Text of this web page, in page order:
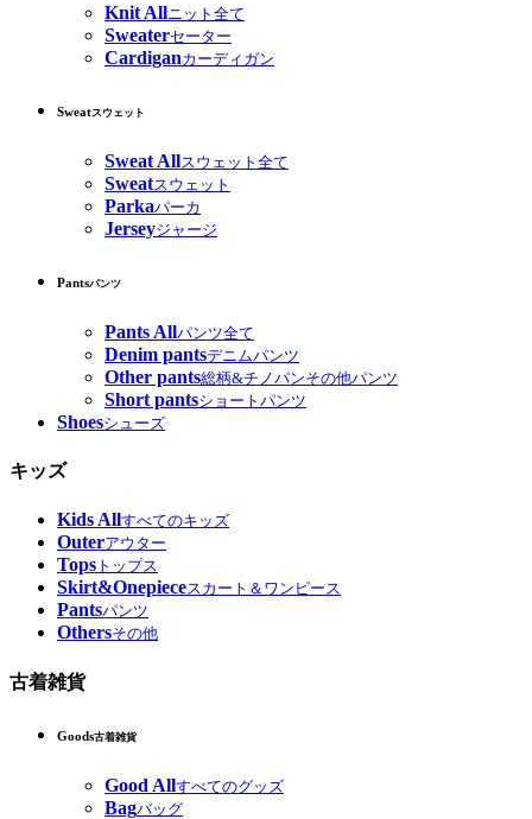
Knit Allニット全て
Sweaterセーター
Cardiganカーディガン
Sweatスウェット
Sweat Allスウェット全て
Sweatスウェット
Parkaパーカ
Jerseyジャージ
Pantsパンツ
Pants Allパンツ全て
Denim pantsデニムパンツ
Other pants総柄&チノパンその他パンツ
Short pantsショートパンツ
Shoesシューズ
キッズ
Kids Allすべてのキッズ
Outerアウター
Tops トップス
Skirt&Onepieceスカート＆ワンピース
Pantsパンツ
Othersその他
古着雑貨
Goods古着雑貨
Good Allすべてのグッズ
Bagバッグ